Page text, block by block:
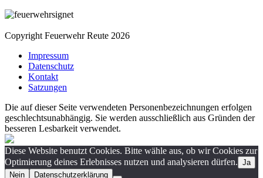
Copyright Feuerwehr Reute 2026
Impressum
Datenschutz
Kontakt
Satzungen
Die auf dieser Seite verwendeten Personenbezeichnungen erfolgen
geschlechtsunabhängig. Sie werden ausschließlich aus Gründen der
besseren Lesbarkeit verwendet.
Diese Website benutzt Cookies. Bitte wähle aus, ob wir Cookies zur
Optimierung deines Erlebnisses nutzen und analysieren dürfen. Ja
Nein
Datenschutzerklärung